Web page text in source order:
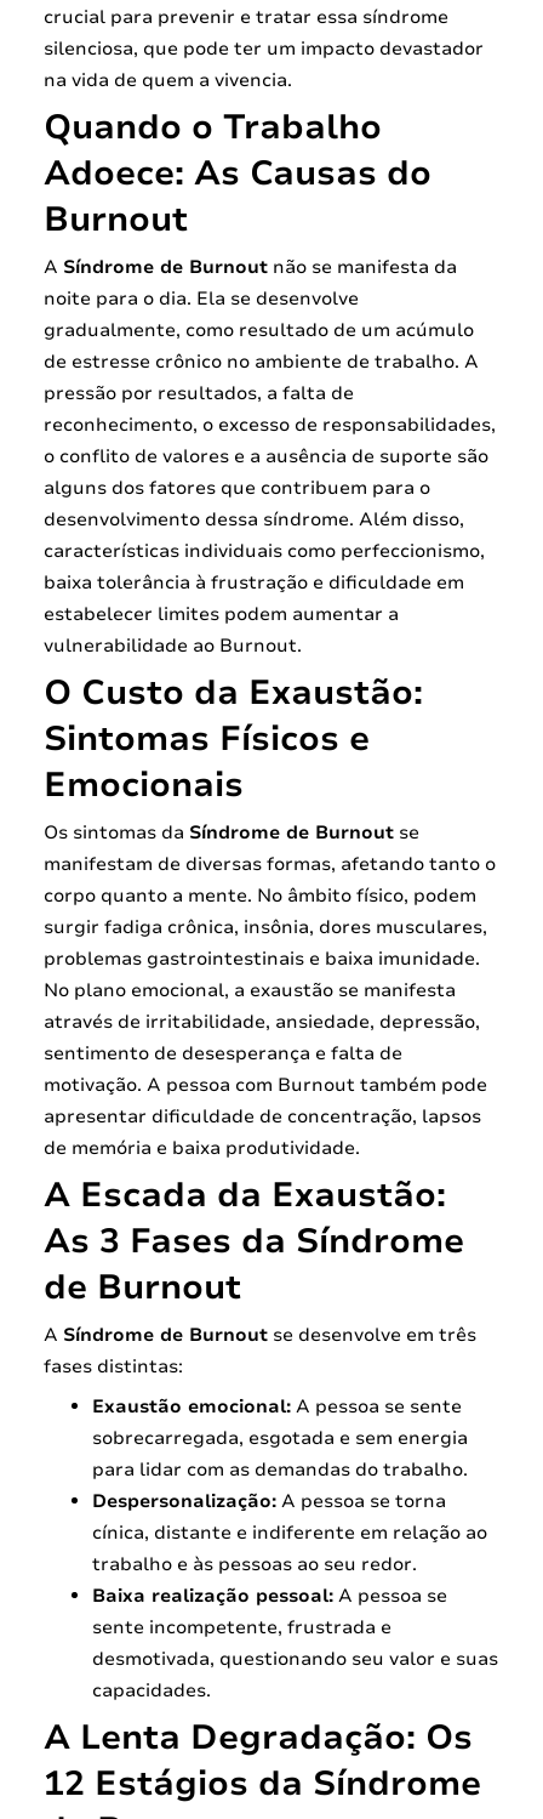
crucial para prevenir e tratar essa síndrome
silenciosa, que pode ter um impacto devastador
na vida de quem a vivencia.
Quando o Trabalho
Adoece: As Causas do
Burnout
A Síndrome de Burnout não se manifesta da
noite para o dia. Ela se desenvolve
gradualmente, como resultado de um acúmulo
de estresse crônico no ambiente de trabalho. A
pressão por resultados, a falta de
reconhecimento, o excesso de responsabilidades,
o conflito de valores e a ausência de suporte são
alguns dos fatores que contribuem para o
desenvolvimento dessa síndrome. Além disso,
características individuais como perfeccionismo,
baixa tolerância à frustração e dificuldade em
estabelecer limites podem aumentar a
vulnerabilidade ao Burnout.
O Custo da Exaustão:
Sintomas Físicos e
Emocionais
Os sintomas da Síndrome de Burnout se
manifestam de diversas formas, afetando tanto o
corpo quanto a mente. No âmbito físico, podem
surgir fadiga crônica, insônia, dores musculares,
problemas gastrointestinais e baixa imunidade.
No plano emocional, a exaustão se manifesta
através de irritabilidade, ansiedade, depressão,
sentimento de desesperança e falta de
motivação. A pessoa com Burnout também pode
apresentar dificuldade de concentração, lapsos
de memória e baixa produtividade.
A Escada da Exaustão:
As 3 Fases da Síndrome
de Burnout
A Síndrome de Burnout se desenvolve em três
fases distintas:
Exaustão emocional: A pessoa se sente
sobrecarregada, esgotada e sem energia
para lidar com as demandas do trabalho.
Despersonalização: A pessoa se torna
cínica, distante e indiferente em relação ao
trabalho e às pessoas ao seu redor.
Baixa realização pessoal: A pessoa se
sente incompetente, frustrada e
desmotivada, questionando seu valor e suas
capacidades.
A Lenta Degradação: Os
12 Estágios da Síndrome